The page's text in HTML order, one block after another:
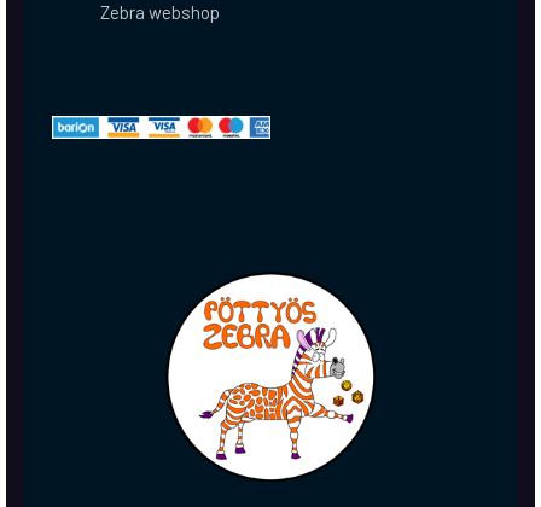
Zebra webshop